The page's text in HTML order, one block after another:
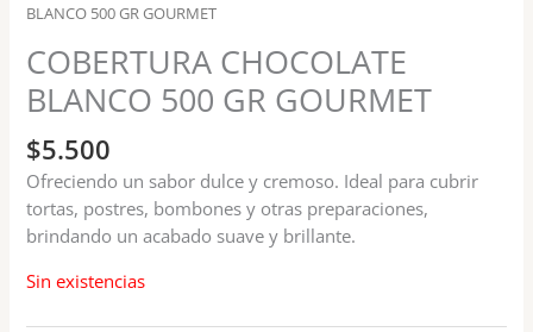
BLANCO 500 GR GOURMET
COBERTURA CHOCOLATE
BLANCO 500 GR GOURMET
$5.500
Ofreciendo un sabor dulce y cremoso. Ideal para cubrir
tortas, postres, bombones y otras preparaciones,
brindando un acabado suave y brillante.
Sin existencias